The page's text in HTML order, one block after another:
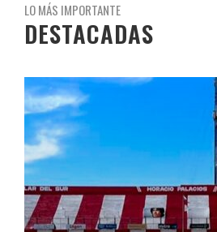
LO MÁS IMPORTANTE
DESTACADAS